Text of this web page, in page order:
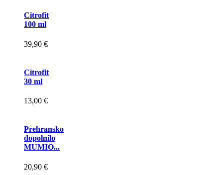
Citrofit
100 ml
39,90 €
Citrofit
30 ml
13,00 €
Prehransko
dopolnilo
MUMIO...
20,90 €